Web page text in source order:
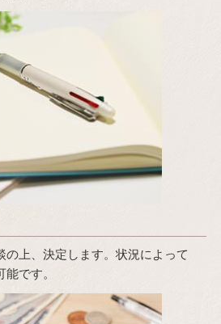
の上、決定します。状況によって
です。